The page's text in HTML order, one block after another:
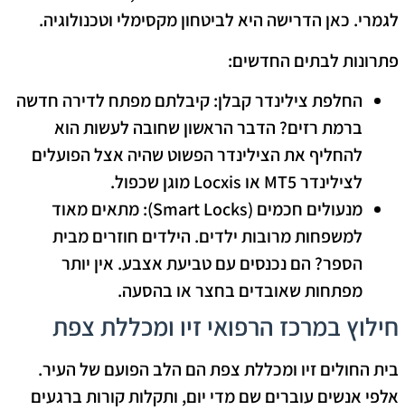
לגמרי. כאן הדרישה היא לביטחון מקסימלי וטכנולוגיה.
פתרונות לבתים החדשים:
החלפת צילינדר קבלן:קיבלתם מפתח לדירה חדשה
ברמת רזים? הדבר הראשון שחובה לעשות הוא
להחליף את הצילינדר הפשוט שהיה אצל הפועלים
לצילינדרMT5 או Locxisמוגן שכפול.
מנעולים חכמים (Smart Locks):
מתאים מאוד
למשפחות מרובות ילדים. הילדים חוזרים מבית
הספר? הם נכנסים עם טביעת אצבע. אין יותר
מפתחות שאובדים בחצר או בהסעה.
חילוץ במרכז הרפואי זיו ומכללת צפת
בית החולים זיו ומכללת צפת הם הלב הפועם של העיר.
אלפי אנשים עוברים שם מדי יום, ותקלות קורות ברגעים